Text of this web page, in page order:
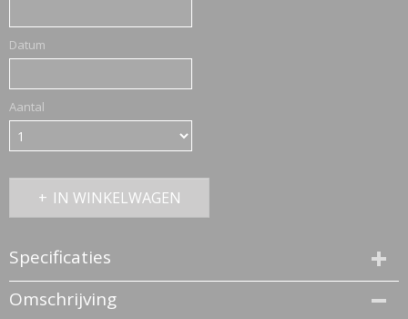
Datum
Aantal
IN WINKELWAGEN
Specificaties
Productcode
2864-2417
Omschrijving